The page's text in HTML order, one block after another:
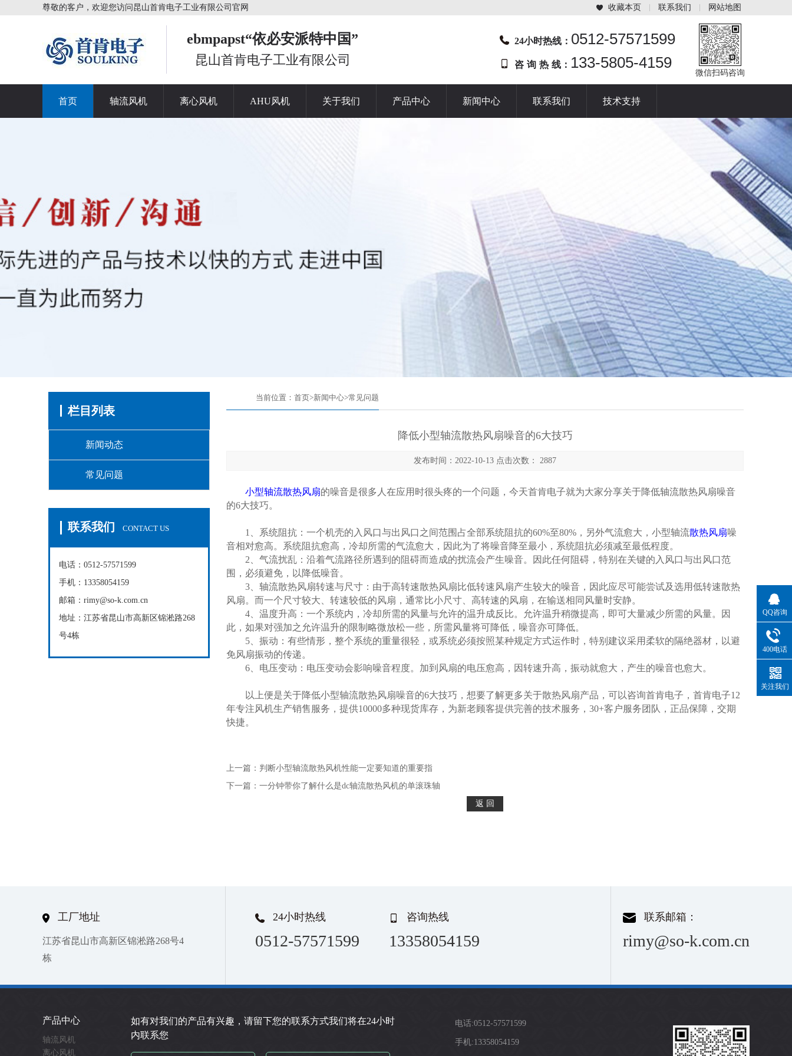
尊敬的客户，欢迎您访问昆山首肯电子工业有限公司官网 收藏本页 联系我们 网站地图
ebmpapst“依必安派特中国”
昆山首肯电子工业有限公司
24小时热线： 0512-57571599
咨 询 热 线： 133-5805-4159
微信扫码咨询
首页 轴流风机 离心风机 AHU风机 关于我们 产品中心 新闻中心 联系我们 技术支持
栏目列表
新闻动态
常见问题
联系我们 CONTACT US
电话：0512-57571599
手机：13358054159
邮箱：rimy@so-k.com.cn
地址：江苏省昆山市高新区锦淞路268
号4栋
当前位置： 首页>新闻中心>常见问题
降低小型轴流散热风扇噪音的6大技巧
发布时间：2022-10-13 点击次数： 2887
小型轴流散热风扇的噪音是很多人在应用时很头疼的一个问题，今天首肯电子就为大家分享关于降低轴流散热风扇噪音
的6大技巧。
1、系统阻抗：一个机壳的入风口与出风口之间范围占全部系统阻抗的60%至80%，另外气流愈大，小型轴流散热风扇噪
音相对愈高。系统阻抗愈高，冷却所需的气流愈大，因此为了将噪音降至最小，系统阻抗必须减至最低程度。
2、气流扰乱：沿着气流路径所遇到的阻碍而造成的扰流会产生噪音。因此任何阻碍，特别在关键的入风口与出风口范
围，必须避免，以降低噪音。
3、轴流散热风扇转速与尺寸：由于高转速散热风扇比低转速风扇产生较大的噪音，因此应尽可能尝试及选用低转速散热
风扇。而一个尺寸较大、转速较低的风扇，通常比小尺寸、高转速的风扇，在输送相同风量时安静。
4、温度升高：一个系统内，冷却所需的风量与允许的温升成反比。允许温升稍微提高，即可大量减少所需的风量。因
此，如果对强加之允许温升的限制略微放松一些，所需风量将可降低，噪音亦可降低。
5、振动：有些情形，整个系统的重量很轻，或系统必须按照某种规定方式运作时，特别建议采用柔软的隔绝器材，以避
免风扇振动的传递。
6、电压变动：电压变动会影响噪音程度。加到风扇的电压愈高，因转速升高，振动就愈大，产生的噪音也愈大。
以上便是关于降低小型轴流散热风扇噪音的6大技巧，想要了解更多关于散热风扇产品，可以咨询首肯电子，首肯电子12
年专注风机生产销售服务，提供10000多种现货库存，为新老顾客提供完善的技术服务，30+客户服务团队，正品保障，交期
快捷。
上一篇： 判断小型轴流散热风机性能一定要知道的重要指
下一篇： 一分钟带你了解什么是dc轴流散热风机的单滚珠轴
工厂地址
江苏省昆山市高新区锦淞路268号4
栋
24小时热线
0512-57571599
咨询热线
13358054159
联系邮箱：
rimy@so-k.com.cn
产品中心
轴流风机
离心风机
如有对我们的产品有兴趣，请留下您的联系方式我们将在24小时
内联系您
电话:0512-57571599
手机:13358054159
QQ咨询
400电话
关注我们